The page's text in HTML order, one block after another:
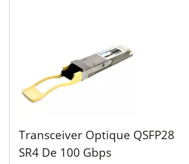
Transceiver Optique QSFP28
SR4 De 100 Gbps